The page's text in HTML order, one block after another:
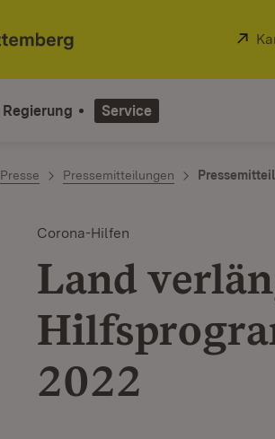
Regierung Service
Presse Pressemitteilungen
Corona-Hilfen
Land
2022